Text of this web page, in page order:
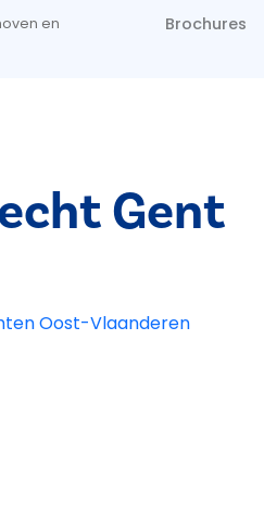
gaan
en
Brochures
Gent
Oost-Vlaanderen